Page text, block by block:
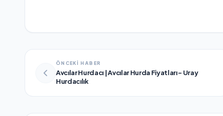
ÖNCEKİ HABER
Avcılar Hurdacı | Avcılar Hurda Fiyatları – Uray
Hurdacılık